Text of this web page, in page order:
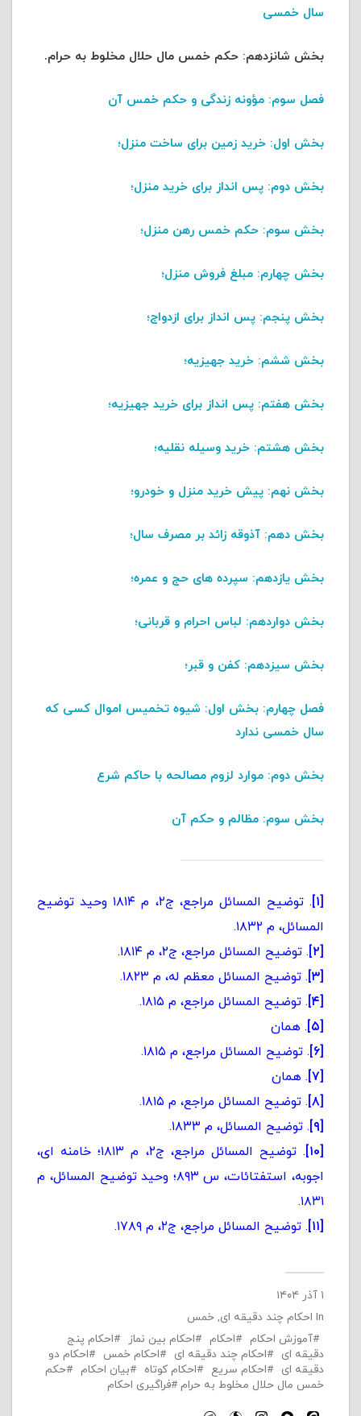
سال خمسی
بخش شانزدهم: حکم خمس مال حلال مخلوط به حرام.
فصل سوم: مؤونه زندگی و حکم خمس آن
بخش اول: خرید زمین برای ساخت منزل؛
بخش دوم: پس انداز برای خرید منزل؛
بخش سوم: حکم خمس رهن منزل؛
بخش چهارم: مبلغ فروش منزل؛
بخش پنجم: پس انداز برای ازدواج؛
بخش ششم: خرید جهیزیه؛
بخش هفتم: پس انداز برای خرید جهیزیه؛
بخش هشتم: خرید وسیله نقلیه؛
بخش نهم: پیش خرید منزل و خودرو؛
بخش دهم: آذوقه زائد بر مصرف سال؛
بخش یازدهم: سپرده های حج و عمره؛
بخش دواردهم: لباس احرام و قربانی؛
بخش سیزدهم: کفن و قبر؛
فصل چهارم:بخش اول: شیوه تخمیس اموال کسی که
سال خمسی ندارد
بخش دوم: موارد لزوم مصالحه با حاکم شرع
بخش سوم: مظالم و حکم آن
[۱]
. توضیح المسائل مراجع، ج۲، م ۱۸۱۴ وحید توضیح
المسائل، م ۱۸۳۲.
[۲]
. توضیح المسائل مراجع، ج۲، م ۱۸۱۴.
[۳]
. توضیح المسائل معظم له، م ۱۸۲۳.
[۴]
. توضیح المسائل مراجع، م ۱۸۱۵.
[۵]
. همان
[۶]
. توضیح المسائل مراجع، م ۱۸۱۵.
[۷]
. همان
[۸]
. توضیح المسائل مراجع، م ۱۸۱۵.
[۹]
. توضیح المسائل، م ۱۸۳۳.
[۱۰]
. توضیح المسائل مراجع، ج۲، م ۱۸۱۳؛ خامنه ای،
اجوبه، استفتائات، س ۸۹۳؛ وحید توضیح المسائل، م
۱۸۳۱.
[۱۱]
. توضیح المسائل مراجع، ج۲، م ۱۷۸۹.
۱ آذر ۱۴۰۴
In احکام چند دقیقه ای, خمس
آموزش احکام
احکام احکام بین نماز
احکام پنج
دقیقه ای
احکام چند دقیقه ای احکام خمس
احکام دو
دقیقه ای
احکام سریع احکام کوتاه بیان احکام
حکم
خمس مال حلال مخلوط به حرام
فراگیری احکام